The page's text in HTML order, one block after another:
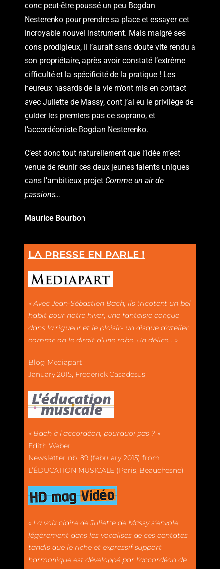
donc peut-être poussé un peu Bogdan
Nesterenko pour prendre sa place et essayer cet
incroyable nouvel instrument. Mais malgré ses
dons prodigieux, il l’aurait sans doute vite rendu à
son propriétaire, après avoir constaté l’extrême
difficulté et la spécificité de la pratique ! Les
heureux hasards de la vie m’ont mis en contact
avec Juliette de Massy, dont j’ai eu le privilège de
guider les premiers pas de soprano, et
l’accordéoniste Bogdan Nesterenko.
C’est donc tout naturellement que l’idée m’est
venue de réunir ces deux jeunes talents uniques
dans l’ambitieux projet Comme un air de
passions…
Maurice Bourbon
LA PRESSE EN PARLE !
« Avec Jean-Sébastien Bach, ils tricotent un bel
habit pour notre hiver, une fantaisie conçue
dans la rigueur et le plaisir- un disque d’atelier
comme on le dirait d’une robe. Un délice… »
Blog Mediapart
January 2015, Frederick Casadesus
« Bach à l’accordéon, pourquoi pas ? »
Edith Weber
Newsletter nb. 89 (february 2015) from
L’ÉDUCATION MUSICALE (Paris, Beauchesne)
« La voix claire de Juliette de Massy s’envole
légèrement dans les vocalises de ces cantates
tandis que le riche et expressif support
harmonique est développé par l’accordéon de